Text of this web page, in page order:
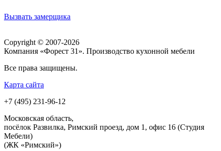
Вызвать замерщика
Copyright © 2007-2026
Компания «Форест 31». Производство кухонной мебели
Все права защищены.
Карта сайта
+7 (495) 231-96-12
Московская область,
посёлок Развилка, Римский проезд, дом 1, офис 16 (Студия
Мебели)
(ЖК «Римский»)